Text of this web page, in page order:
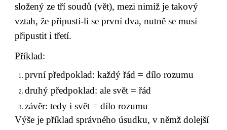
složený ze tří soudů (vět), mezi nimiž je takový
vztah, že připustí-li se první dva, nutně se musí
připustit i třetí.
Příklad:
první předpoklad: každý řád = dílo rozumu
druhý předpoklad: ale svět = řád
závěr: tedy i svět = dílo rozumu
Výše je příklad správného úsudku, v němž dolejší